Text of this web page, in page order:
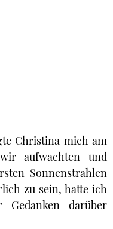
Christina mich am
aufwachten und
Sonnenstrahlen
zu sein, hatte ich
darüber